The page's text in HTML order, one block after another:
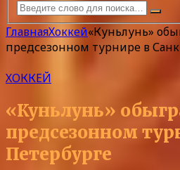
ГлавнаяХоккей«Куньлунь»
предсезонном турнире в
ХОККЕЙ
«Куньлунь»
предсезонном
Петербурге